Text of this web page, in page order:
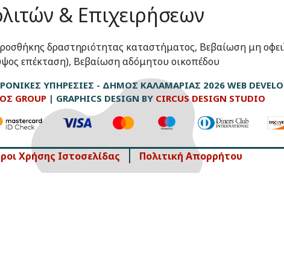
& Επιχειρήσεων
δραστηριότητας καταστήματος, Βεβαίωση μη
επέκταση), Βεβαίωση αδόμητου οικοπέδου
ΥΠΗΡΕΣΊΕΣ - ΔΉΜΟΣ ΚΑΛΑΜΑΡΙΆΣ 2026 WEB
GROUP| GRAPHICS DESIGN BY CIRCUS DESIGN STUDIO
Χρήσης Ιστοσελίδας Πολιτική Απορρήτου